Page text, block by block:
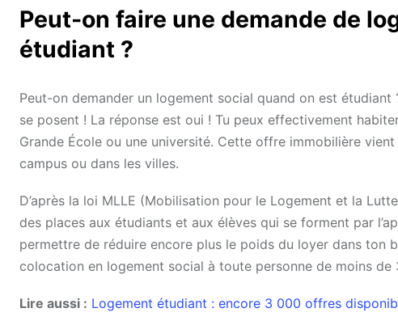
Peut-on faire une demande de
étudiant ?
Peut-on demander un logement social quand on est
se posent ! La réponse est oui ! Tu peux effectivement
Grande École ou une université. Cette offre immobilière
campus ou dans les villes.
D’après la loi MLLE (Mobilisation pour le Logement et la
des places aux étudiants et aux élèves qui se forment par
permettre de réduire encore plus le poids du loyer dans ton
colocation en logement social à toute personne de moins
Lire aussi : Logement étudiant : encore 3 000 offres